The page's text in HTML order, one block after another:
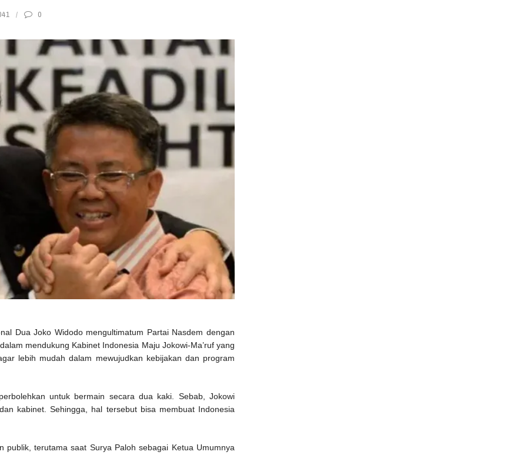
0
Dua Joko Widodo mengultimatum Partai Nasdem dengan
mendukung Kabinet Indonesia Maju Jokowi-Ma’ruf yang
lebih mudah dalam mewujudkan kebijakan dan program
untuk bermain secara dua kaki. Sebab, Jokowi
kabinet. Sehingga, hal tersebut bisa membuat Indonesia
publik, terutama saat Surya Paloh sebagai Ketua Umumnya